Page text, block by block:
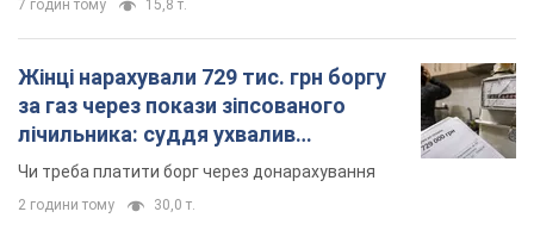
7 годин тому 15,8 т.
Жінці нарахували 729 тис. грн боргу
за газ через покази зіпсованого
лічильника: суддя ухвалив
неочікуване рішення
Чи треба платити борг через донарахування
2 години тому 30,0 т.